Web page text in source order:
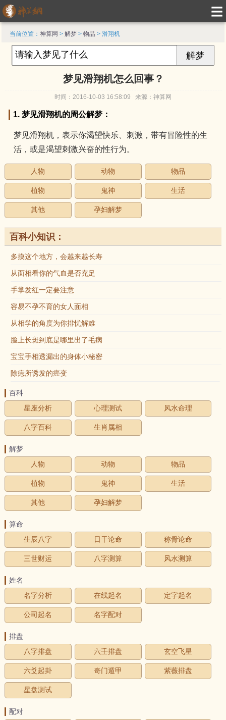
当前位置：神算网 >解梦 >物品 > 滑翔机
梦见滑翔机怎么回事？
时间：2016-10-03 16:58:09 来源：神算网
1. 梦见滑翔机的周公解梦：
梦见滑翔机，表示你渴望快乐、刺激，带有冒险性的生
活，或是渴望刺激兴奋的性行为。
人物 动物 物品
植物 鬼神 生活
其他 孕妇解梦
百科小知识：
多摸这个地方，会越来越长寿
从面相看你的气血是否充足
手掌发红一定要注意
容易不孕不育的女人面相
从相学的角度为你排忧解难
脸上长斑到底是哪里出了毛病
宝宝手相透漏出的身体小秘密
除痣所诱发的癌变
百科
星座分析
心理测试 风水命理
八字百科 生肖属相
解梦
人物
动物 物品
植物 鬼神 生活
其他 孕妇解梦
算命
生辰八字
日干论命 称骨论命
三世财运 八字测算 风水测算
姓名
名字分析
在线起名 定字起名
公司起名 名字配对
排盘
八字排盘
六壬排盘 玄空飞星
六爻起卦 奇门遁甲 紫薇排盘
星盘测试
配对